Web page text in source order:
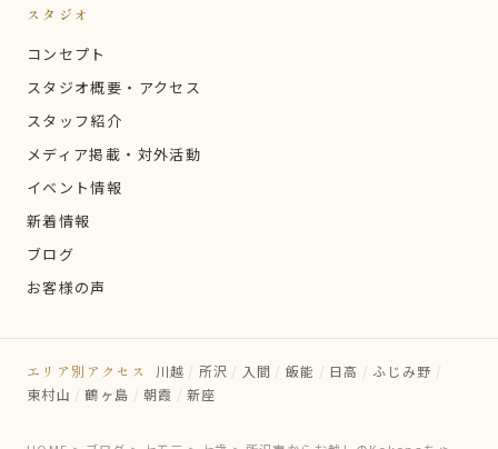
スタジオ
コンセプト
スタジオ概要・アクセス
スタッフ紹介
メディア掲載・対外活動
イベント情報
新着情報
ブログ
お客様の声
エリア別アクセス 川越 / 所沢 / 入間 / 飯能 / 日高 / ふじみ野 /
東村山 / 鶴ヶ島 / 朝霞 / 新座